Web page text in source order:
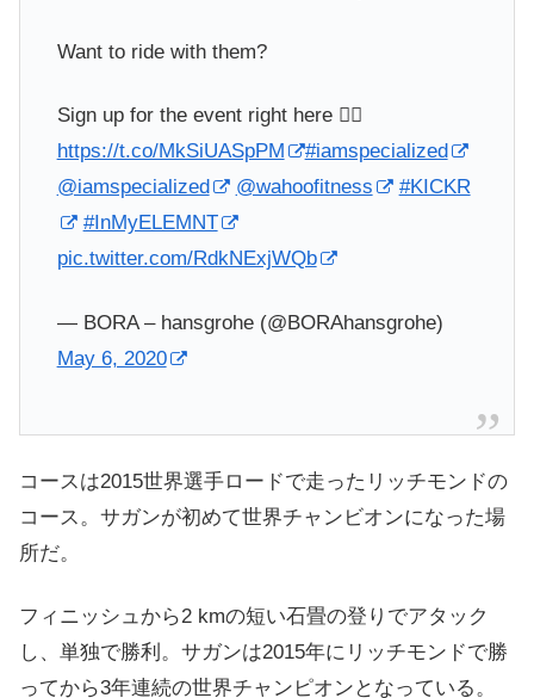
Want to ride with them?
Sign up for the event right here 👉🏻
https://t.co/MkSiUASpPM
#iamspecialized
@iamspecialized
@wahoofitness
#KICKR
#InMyELEMNT
pic.twitter.com/RdkNExjWQb
— BORA – hansgrohe (@BORAhansgrohe)
May 6, 2020
コースは2015世界選手ロードで走ったリッチモンドの
コース。サガンが初めて世界チャンビオンになった場
所だ。
フィニッシュから2 kmの短い石畳の登りでアタック
し、単独で勝利。サガンは2015年にリッチモンドで勝
ってから3年連続の世界チャンピオンとなっている。